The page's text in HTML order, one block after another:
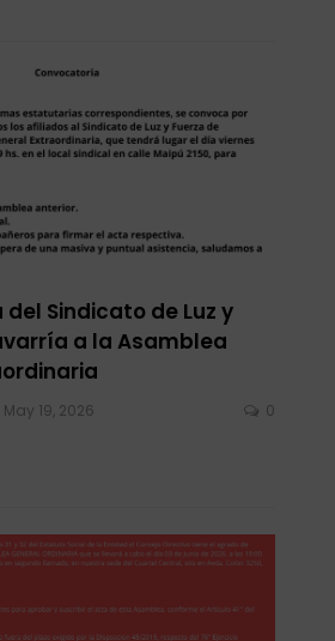
Sindicato de Luz y
a la Asamblea
May 19, 2026 0